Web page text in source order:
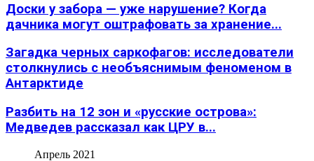
Доски у забора — уже нарушение? Когда
дачника могут оштрафовать за хранение...
Загадка черных саркофагов: исследователи
столкнулись с необъяснимым феноменом в
Антарктиде
Разбить на 12 зон и «русские острова»:
Медведев рассказал как ЦРУ в...
Апрель 2021